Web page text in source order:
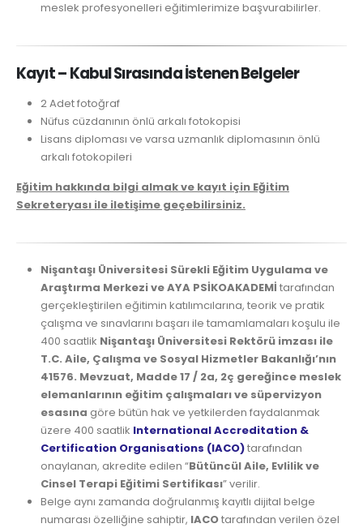
meslek profesyonelleri eğitimlerimize başvurabilirler.
Kayıt – Kabul Sırasında İstenen Belgeler
2 Adet fotoğraf
Nüfus cüzdanının önlü arkalı fotokopisi
Lisans diploması ve varsa uzmanlık diplomasının önlü
arkalı fotokopileri
Eğitim hakkında bilgi almak ve kayıt için Eğitim
Sekreteryası ile iletişime geçebilirsiniz.
Nişantaşı Üniversitesi Sürekli Eğitim Uygulama ve
Araştırma Merkezi ve AYA PSİKOAKADEMİ tarafından
gerçekleştirilen eğitimin katılımcılarına, teorik ve pratik
çalışma ve sınavlarını başarı ile tamamlamaları koşulu ile
400 saatlik Nişantaşı Üniversitesi Rektörü imzası ile
T.C. Aile, Çalışma ve Sosyal Hizmetler Bakanlığı’nın
41576. Mevzuat, Madde 17 / 2a, 2ç gereğince meslek
elemanlarının eğitim çalışmaları ve süpervizyon
esasına göre bütün hak ve yetkilerden faydalanmak
üzere 400 saatlik International Accreditation &
Certification Organisations (IACO)tarafından
onaylanan, akredite edilen “Bütüncül Aile, Evlilik ve
Cinsel Terapi Eğitimi Sertifikası” verilir.
Belge aynı zamanda doğrulanmış kayıtlı dijital belge
numarası özelliğine sahiptir, IACOtarafından verilen özel